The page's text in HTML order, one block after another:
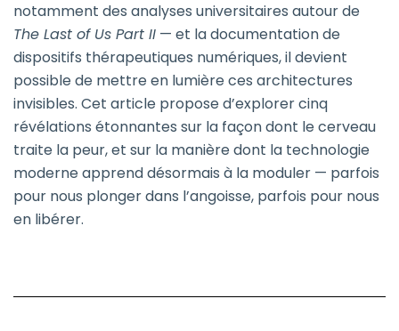
notamment des analyses universitaires autour de
The Last of Us Part II — et la documentation de
dispositifs thérapeutiques numériques, il devient
possible de mettre en lumière ces architectures
invisibles. Cet article propose d’explorer cinq
révélations étonnantes sur la façon dont le cerveau
traite la peur, et sur la manière dont la technologie
moderne apprend désormais à la moduler — parfois
pour nous plonger dans l’angoisse, parfois pour nous
en libérer.